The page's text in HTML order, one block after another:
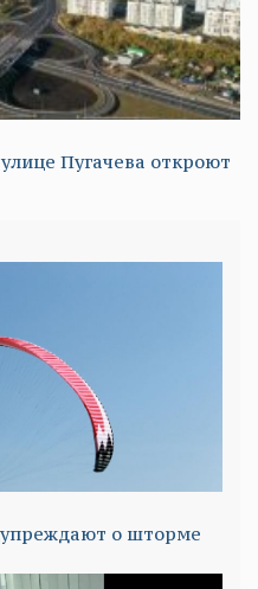
Пугачева откроют
о шторме